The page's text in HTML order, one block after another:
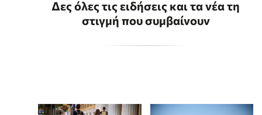
Δες όλες τις ειδήσεις και τα νέα τη
στιγμή που συμβαίνουν